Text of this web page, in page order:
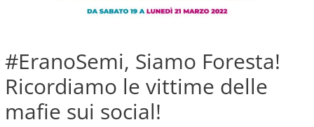
#EranoSemi, Siamo Foresta!
Ricordiamo le vittime delle
mafie sui social!